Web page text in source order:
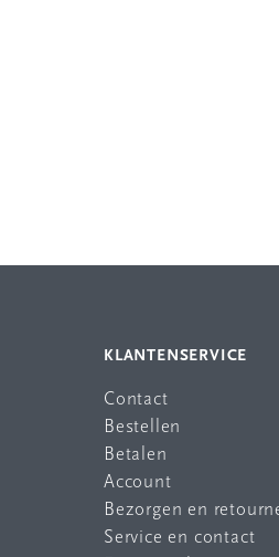
KLANTENSERVICE
Contact
Bestellen
Betalen
Account
Bezorgen en
Service en contact